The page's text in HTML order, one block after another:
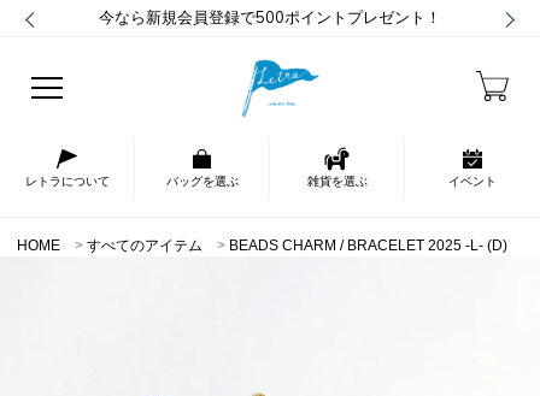
今なら新規会員登録で500ポイントプレゼント！
レトラについて バッグを選ぶ 雑貨を選ぶ イベント
HOME すべてのアイテム BEADS CHARM / BRACELET 2025 -L- (D)